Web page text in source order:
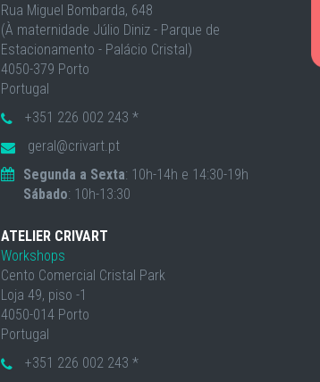
Rua Miguel Bombarda, 648
(À maternidade Júlio Diniz - Parque de
Estacionamento - Palácio Cristal)
4050-379 Porto
Portugal
+351 226 002 243 *
geral@crivart.pt
Segunda a Sexta: 10h-14h e 14:30-19h
Sábado: 10h-13:30
ATELIER CRIVART
Workshops
Cento Comercial Cristal Park
Loja 49, piso -1
4050-014 Porto
Portugal
+351 226 002 243 *